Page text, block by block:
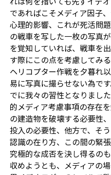
であればこそメディア因子
心理的影響、これが死活問
の戦車を写した一枚の写真
を覚知していれば、戦車を
す際にこの点を考慮してみ
ヘリコプター作戦を夕暮れ
易に写真に撮らせない為で
でに我々の習性となりまし
的メディア考慮事項の存在
の建造物を破壊する必要性
投入の必要性、他方で、そ
認識の在り方、この間の緊
究極的な成否を決し得るの
収めようとも、メディアの